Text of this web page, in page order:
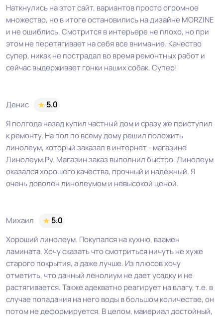
Наткнулись на этот сайт, вариантов просто огромное
множество, но в итоге остановились на дизайне MORZINE
и не ошиблись. Смотрится в интерьере не плохо, но при
этом не перетягивает на себя все внимание. Качество
супер, никак не пострадал во время ремонтных работ и
сейчас выдерживает гонки наших собак. Супер!
Денис
5.0
Я полгода назад купил частный дом и сразу же приступил
к ремонту. На пол по всему дому решил положить
линолеум, который заказал в интернет - магазине
Линолеум.Ру. Магазин заказ выполнил быстро. Линолеум
оказался хорошего качества, прочный и надёжный. Я
очень доволен линолеумом и невысокой ценой.
Михаил
5.0
Хороший линолеум. Покупался на кухню, взамен
ламината. Хочу сказать что смотриться ничуть не хуже
старого покрытия, а даже лучше. Из плюсов хочу
отметить, что данный ленолиум не дает усадку и не
растягивается. Также адекватно реагирует на влагу, т.е. в
случае попадания на него воды в большом количестве, он
потом не деформируется. В целом, маиериал достойный,